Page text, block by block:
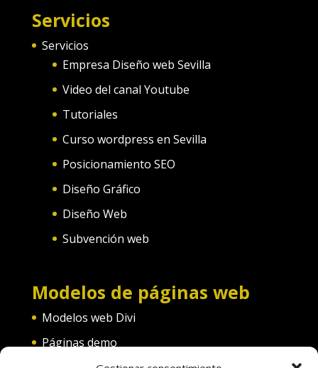
Servicios
Servicios
Empresa Diseño web Sevilla
Video del canal Youtube
Tutoriales
Curso wordpress en Sevilla
Posicionamiento SEO
Diseño Gráfico
Diseño Web
Subvención web
Modelos de páginas web
Modelos web Divi
Páginas demo